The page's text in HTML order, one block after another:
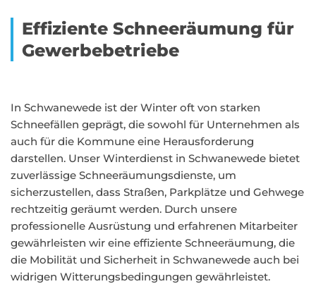
Effiziente Schneeräumung für
Gewerbebetriebe
In Schwanewede ist der Winter oft von starken
Schneefällen geprägt, die sowohl für Unternehmen als
auch für die Kommune eine Herausforderung
darstellen. Unser Winterdienst in Schwanewede bietet
zuverlässige Schneeräumungsdienste, um
sicherzustellen, dass Straßen, Parkplätze und Gehwege
rechtzeitig geräumt werden. Durch unsere
professionelle Ausrüstung und erfahrenen Mitarbeiter
gewährleisten wir eine effiziente Schneeräumung, die
die Mobilität und Sicherheit in Schwanewede auch bei
widrigen Witterungsbedingungen gewährleistet.